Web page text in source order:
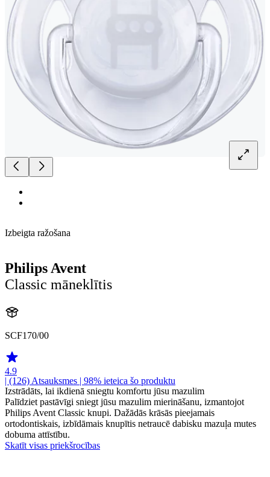
Izbeigta ražošana
Philips Avent
Classic māneklītis
SCF170/00
4.9
| (126) Atsauksmes | 98% ieteica šo produktu
Izstrādāts, lai ikdienā sniegtu komfortu jūsu mazulim
Palīdziet pastāvīgi sniegt jūsu mazulim mierināšanu, izmantojot
Philips Avent Classic knupi. Dažādās krāsās pieejamais
ortodontiskais, izbīdāmais knupītis netraucē dabisku mazuļa mutes
dobuma attīstību.
Skatīt visas priekšrocības